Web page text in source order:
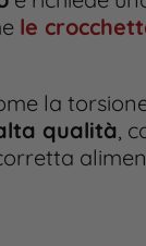
le
la
qualità,